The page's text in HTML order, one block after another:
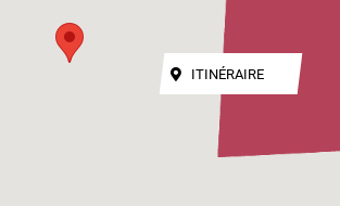
ITINÉRAIRE